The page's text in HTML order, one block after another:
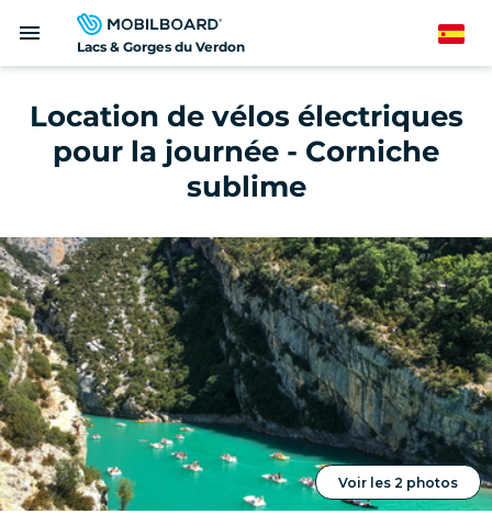
Lacs & Gorges du Verdon
menu Spanish
Location de vélos électriques
pour la journée - Corniche
sublime
Voir les 2 photos